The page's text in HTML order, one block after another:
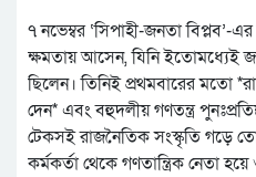
৭ নভেম্বর ‘সিপাহী-জনতা বিপ্লব’-
ক্ষমতায় আসেন, যিনি ইতোমধ্যেই
ছিলেন। তিনিই প্রথমবারের মতো
দেন* এবং বহুদলীয় গণতন্ত্র
টেকসই রাজনৈতিক সংস্কৃতি গড়ে
কর্মকর্তা থেকে গণতান্ত্রিক নেতা